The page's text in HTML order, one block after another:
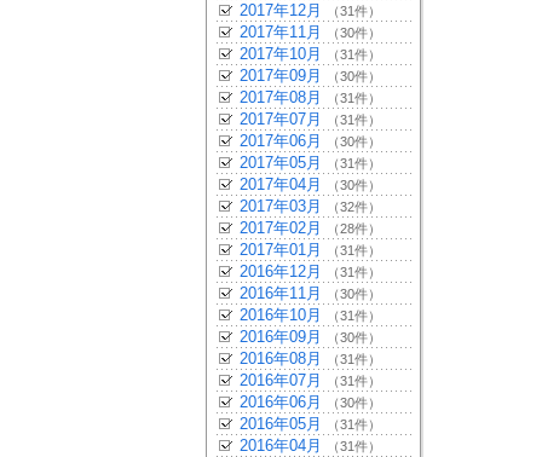
2017年12月 （31件）
2017年11月 （30件）
2017年10月 （31件）
2017年09月 （30件）
2017年08月 （31件）
2017年07月 （31件）
2017年06月 （30件）
2017年05月 （31件）
2017年04月 （30件）
2017年03月 （32件）
2017年02月 （28件）
2017年01月 （31件）
2016年12月 （31件）
2016年11月 （30件）
2016年10月 （31件）
2016年09月 （30件）
2016年08月 （31件）
2016年07月 （31件）
2016年06月 （30件）
2016年05月 （31件）
2016年04月 （31件）